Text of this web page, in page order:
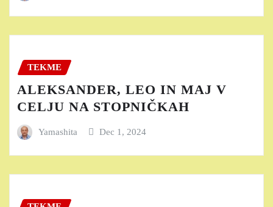
TEKME
ALEKSANDER, LEO IN MAJ V
CELJU NA STOPNIČKAH
Yamashita Dec 1, 2024